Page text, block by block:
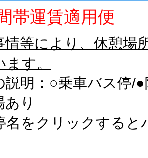
帯運賃適用便
情等により、休憩場
す。
説明：○乗車バス停/
あり
名をクリックすると